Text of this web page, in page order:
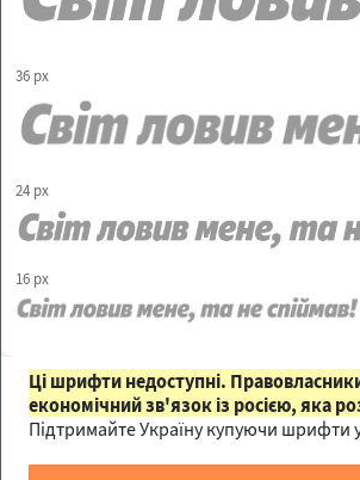
36 px
24 px
16 px
Ці шрифти недоступні.
економічний зв'язок із росією, яка
Підтримайте Україну купуючи шрифти